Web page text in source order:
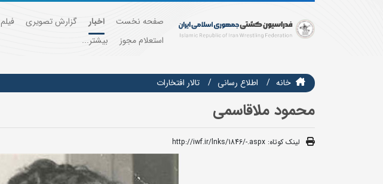
صفحه نخست اخبار گزارش تصویری فیلم
استعلام مجوز
بیشتر...
خانه اطلاع رسانی تالار افتخارات
محمود ملاقاسمی
لینک کوتاه: http://iwf.ir/lnks/1846/-.aspx